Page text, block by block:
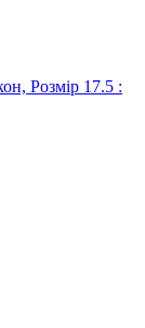
Розмір 17.5 :